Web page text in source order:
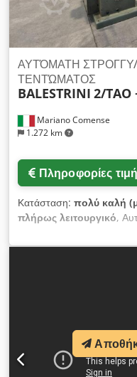
Mariano Comense
1.272 km
ΑΥΤΌΜΑΤΗ
ΤΕΝΤΏΜΑΤΟΣ
BALESTRINI 2/TAO
Πληροφορίες
Κατάσταση: πολύ καλή
πλήρως λειτουργικό,
μοντέλο BALESTRINI 2/
επιμήκους οπής,
Ab Horf Διαθέσιμα